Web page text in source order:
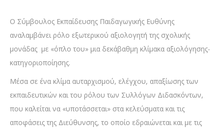
Ο Σύμβουλος Εκπαίδευσης Παιδαγωγικής Ευθύνης
αναλαμβάνει ρόλο εξωτερικού αξιολογητή της σχολικής
μονάδας με «όπλο του» μια δεκάβαθμη κλίμακα αξιολόγησης-
κατηγοριοποίησης.
Μέσα σε ένα κλίμα αυταρχισμού, ελέγχου, απαξίωσης των
εκπαιδευτικών και του ρόλου των Συλλόγων Διδασκόντων,
που καλείται να «υποτάσσεται» στα κελεύσματα και τις
αποφάσεις της Διεύθυνσης, το οποίο εδραιώνεται και με τις